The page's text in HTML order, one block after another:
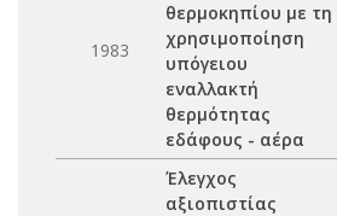
1983
θερμοκηπίου με τη
χρησιμοποίηση
υπόγειου
εναλλακτή
θερμότητας
εδάφους - αέρα
Έλεγχος
αξιοπιστίας